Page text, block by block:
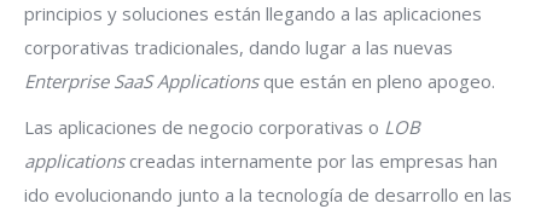
principios y soluciones están llegando a las aplicaciones
corporativas tradicionales, dando lugar a las nuevas
Enterprise SaaS Applicationsque están en pleno apogeo.
Las aplicaciones de negocio corporativas o LOB
applicationscreadas internamente por las empresas han
ido evolucionando junto a la tecnología de desarrollo en las